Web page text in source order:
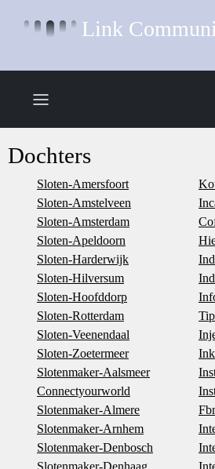
Link
Dochters
Sloten-Amersfoort
Sloten-Amstelveen
Sloten-Amsterdam
Sloten-Apeldoorn
Sloten-Harderwijk
Sloten-Hilversum
Sloten-Hoofddorp
Sloten-Rotterdam
Sloten-Veenendaal
Sloten-Zoetermeer
Slotenmaker-Aalsmeer
Connectyourworld
Slotenmaker-Almere
Slotenmaker-Arnhem
Slotenmaker-Denbosch